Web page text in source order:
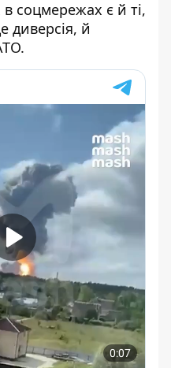
соцмережах є й ті,
диверсія, й